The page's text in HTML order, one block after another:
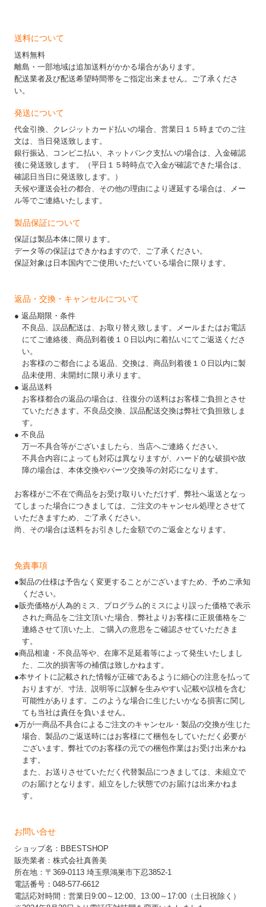
送料について
送料無料
離島・一部地域は追加送料がかかる場合があります。
配送業者及び配送希望時間帯をご指定出来ません。ご了承くださ
い。
発送について
代金引換、クレジットカード払いの場合、営業日１５時までのご注
文は、当日発送致します。
銀行振込、コンビニ払い、ネットバンク支払いの場合は、入金確認
後に発送致します。（平日１５時時点で入金が確認できた場合は、
確認日当日に発送致します。）
天候や運送会社の都合、その他の理由により遅延する場合は、メー
ル等でご連絡いたします。
製品保証について
保証は製品本体に限ります。
データ等の保証はできかねますので、ご了承ください。
保証対象は日本国内でご使用いただいている場合に限ります。
返品・交換・キャンセルについて
● 返品期限・条件
不良品、誤品配送は、お取り替え致します。メールまたはお電話
にてご連絡後、商品到着後１０日以内に着払いにてご返送くださ
い。
お客様のご都合による返品、交換は、商品到着後１０日以内に製
品未使用、未開封に限り承ります。
● 返品送料
お客様都合の返品の場合は、往復分の送料はお客様ご負担とさせ
ていただきます。不良品交換、誤品配送交換は弊社で負担致しま
す。
● 不良品
万一不具合等がございましたら、当店へご連絡ください。
不具合内容によっても対応は異なりますが、ハード的な破損や故
障の場合は、本体交換やパーツ交換等の対応になります。
お客様がご不在で商品をお受け取りいただけず、弊社へ返送となっ
てしまった場合につきましては、ご注文のキャンセル処理とさせて
いただきますため、ご了承ください。
尚、その場合は送料をお引きした金額でのご返金となります。
免責事項
●製品の仕様は予告なく変更することがございますため、予めご承知
ください。
●販売価格が人為的ミス、プログラム的ミスにより誤った価格で表示
された商品をご注文頂いた場合、弊社よりお客様に正規価格をご
連絡させて頂いた上、ご購入の意思をご確認させていただきま
す。
●商品相違・不良品等や、在庫不足延着等によって発生いたしまし
た、二次的損害等の補償は致しかねます。
●本サイトに記載された情報が正確であるように細心の注意を払って
おりますが、寸法、説明等に誤解を生みやすい記載や誤植を含む
可能性があります。このような場合に生じたいかなる損害に関し
ても当社は責任を負いません。
●万が一商品不具合によるご注文のキャンセル・製品の交換が生じた
場合、製品のご返送時にはお客様にて梱包をしていただく必要が
ございます。弊社でのお客様の元での梱包作業はお受け出来かね
ます。
また、お送りさせていただく代替製品につきましては、未組立で
のお届けとなります。組立をした状態でのお届けは出来かねま
す。
お問い合せ
ショップ名：BBESTSHOP
販売業者：株式会社真善美
所在地：〒369-0113 埼玉県鴻巣市下忍3852-1
電話番号：048-577-6612
電話応対時間：営業日9:00～12:00、13:00～17:00（土日祝除く）